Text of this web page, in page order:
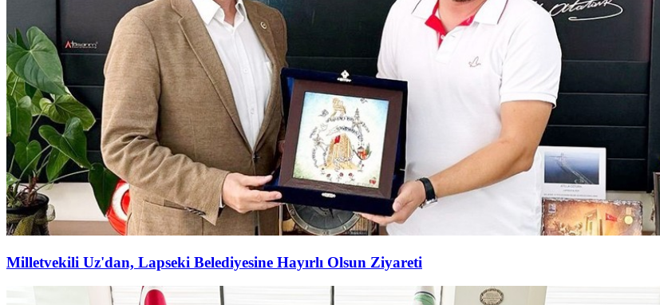
Milletvekili Uz'dan, Lapseki Belediyesine Hayırlı Olsun Ziyareti